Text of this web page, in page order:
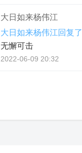
大日如来杨伟江
大日如来杨伟江回复了
无懈可击
2022-06-09 20:32